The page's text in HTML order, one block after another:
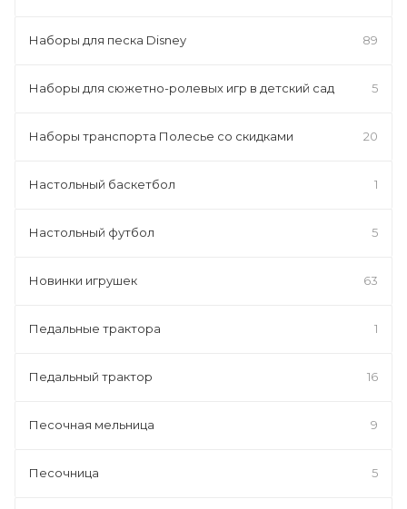
Наборы для песка Disney 89
Наборы для сюжетно-ролевых игр в детский сад 5
Наборы транспорта Полесье со скидками 20
Настольный баскетбол 1
Настольный футбол 5
Новинки игрушек 63
Педальные трактора 1
Педальный трактор 16
Песочная мельница 9
Песочница 5